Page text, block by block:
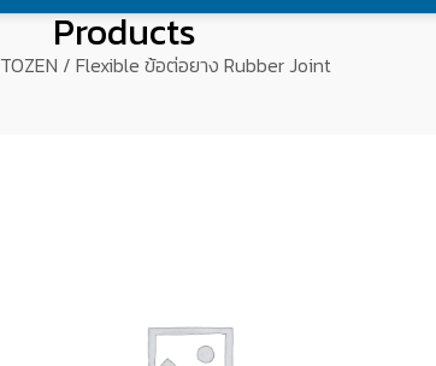
Products
TOZEN / Flexible ข้อต่อยาง Rubber Joint